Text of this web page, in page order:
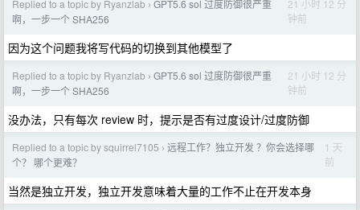
Replied to a topic by Ryanzlab › GPT5.6 sol 过度防御很严重
啊，一步一个 SHA256
21 小时 12 分
钟前
因为这个问题我将写代码的切换到其他模型了
Replied to a topic by Ryanzlab › GPT5.6 sol 过度防御很严重
啊，一步一个 SHA256
21 小时 12 分
钟前
没办法，只有每次 review 时，提示是否有过度设计/过度防御
Replied to a topic by squirrel7105 › 远程工作？独立开发 ？你会选择哪
个？ 哪个更难？
1 天
前
当然是独立开发，独立开发意味着大量的工作不止在开发本身